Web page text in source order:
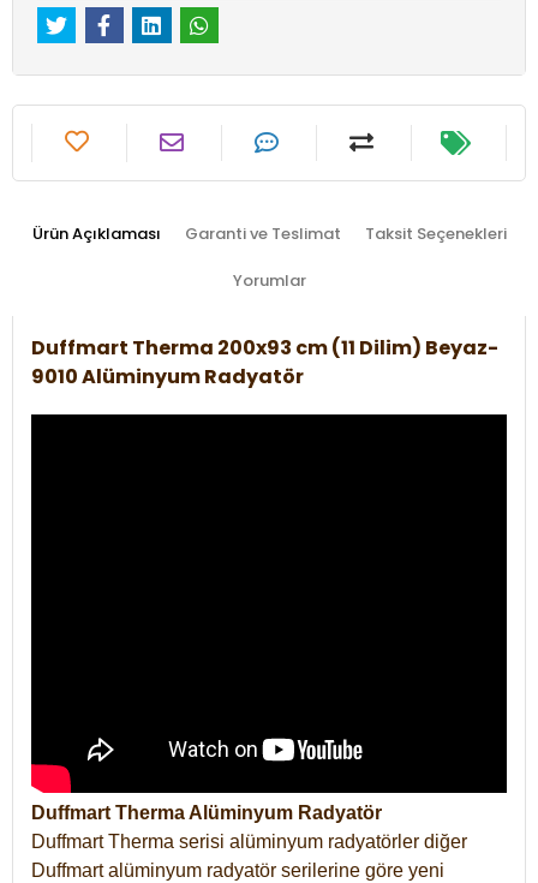
Ürün Açıklaması Garanti ve Teslimat Taksit Seçenekleri
Yorumlar
Duffmart Therma 200x93 cm (11 Dilim) Beyaz-
9010 Alüminyum Radyatör
Duffmart Therma Alüminyum Radyatör
Duffmart Therma serisi alüminyum radyatörler diğer
Duffmart alüminyum radyatör serilerine göre yeni